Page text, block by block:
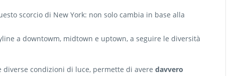
scorcio di New York: non solo cambia in base alla
a downtowm, midtown e uptown, a seguire le diversità
condizioni di luce, permette di avere davvero